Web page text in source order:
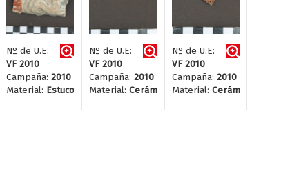
Nº de U.E:
VF 2010
Campaña:2010
Material: Estuco
Nº de U.E:
VF 2010
Campaña:2010
Material:Cerámica
Nº de U.E:
VF 2010
Campaña:2010
Material:Cerámica